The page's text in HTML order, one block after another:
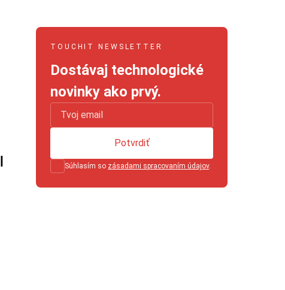
TOUCHIT NEWSLETTER
Dostávaj technologické
novinky ako prvý.
Súhlasím so zásadami spracovaním údajov.
Potvrdiť